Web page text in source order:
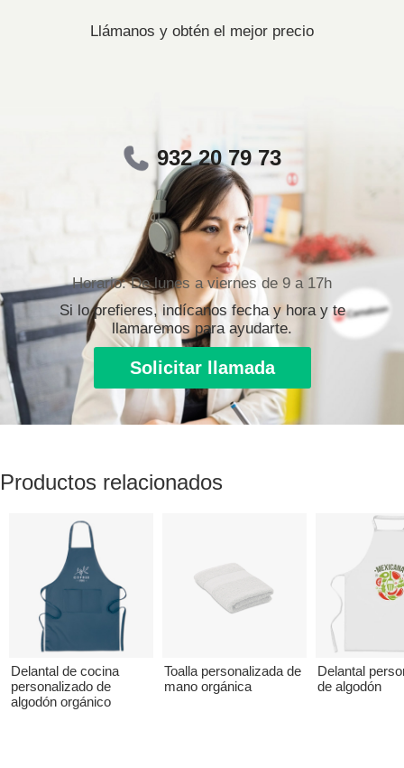
Llámanos y obtén el mejor precio
932 20 79 73
Horario: De lunes a viernes de 9 a 17h
Si lo prefieres, indícanos fecha y hora y te
llamaremos para ayudarte.
Solicitar llamada
Productos relacionados
Delantal de cocina
personalizado de
algodón orgánico
Toalla personalizada de
mano orgánica
Delantal
de algodón